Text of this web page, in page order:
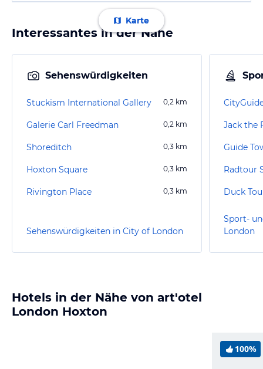
Karte
Interessantes in der Nähe
Sehenswürdigkeiten
Stuckism International Gallery 0,2 km
Galerie Carl Freedman 0,2 km
Shoreditch 0,3 km
Hoxton Square 0,3 km
Rivington Place 0,3 km
Sehenswürdigkeiten in City of London
Jack the
Guide
Duck
Sport-
London
Hotels in der Nähe von art'otel
London Hoxton
100%